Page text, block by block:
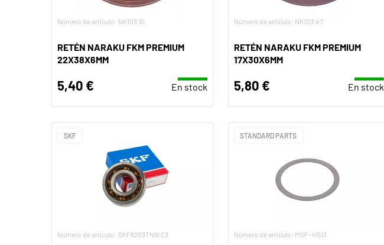
Número de artículo: NK103.91
RETÉN NARAKU FKM PREMIUM
22X38X6MM
5,40 € En stock
Número de artículo: NK103.47
RETÉN NARAKU FKM PREMIUM
17X30X6MM
5,80 € En stock
SKF
Número de artículo: SKF6203TN9/C3
STANDARD PARTS
Número de artículo: MOF-41513